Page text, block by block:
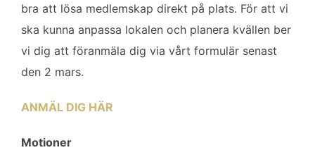
bra att lösa medlemskap direkt på plats. För att vi
ska kunna anpassa lokalen och planera kvällen ber
vi dig att föranmäla dig via vårt formulär senast
den 2 mars.
ANMÄL DIG HÄR
Motioner